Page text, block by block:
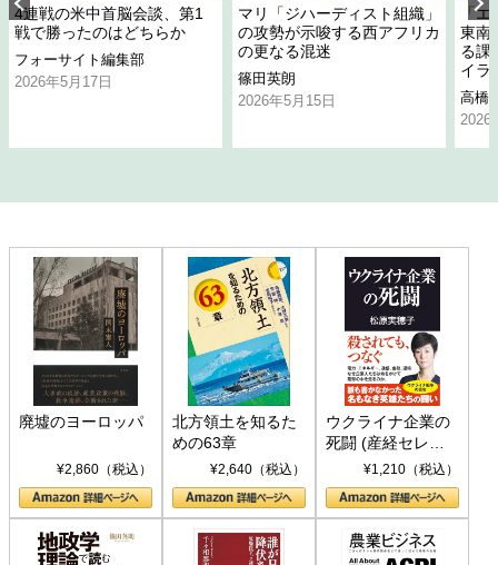
4連戦の米中首脳会談、第1
戦で勝ったのはどちらか
フォーサイト編集部
2026年5月17日
マリ「ジハーディスト組織」
の攻勢が示唆する西アフリカ
の更なる混迷
篠田英朗
2026年5月15日
「
東南
る課
イラ
高橋
2026
廃墟のヨーロッパ
¥2,860（税込）
北方領土を知るた
めの63章
¥2,640（税込）
ウクライナ企業の
死闘 (産経セレク
ト S 039)¥1,210（税込）